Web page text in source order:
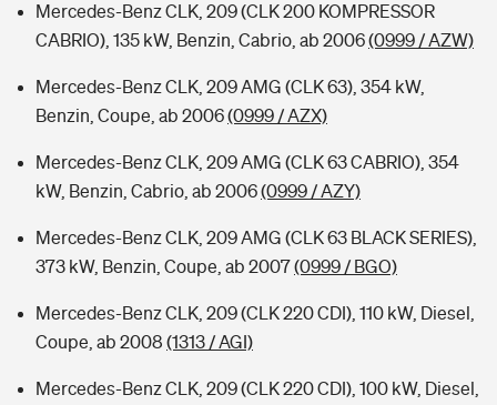
Mercedes-Benz CLK, 209 (CLK 200 KOMPRESSOR
CABRIO), 135 kW, Benzin, Cabrio, ab 2006(0999 / AZW)
Mercedes-Benz CLK, 209 AMG (CLK 63), 354 kW,
Benzin, Coupe, ab 2006(0999 / AZX)
Mercedes-Benz CLK, 209 AMG (CLK 63 CABRIO), 354
kW, Benzin, Cabrio, ab 2006(0999 / AZY)
Mercedes-Benz CLK, 209 AMG (CLK 63 BLACK SERIES),
373 kW, Benzin, Coupe, ab 2007(0999 / BGO)
Mercedes-Benz CLK, 209 (CLK 220 CDI), 110 kW, Diesel,
Coupe, ab 2008 (1313 / AGI)
Mercedes-Benz CLK, 209 (CLK 220 CDI), 100 kW, Diesel,